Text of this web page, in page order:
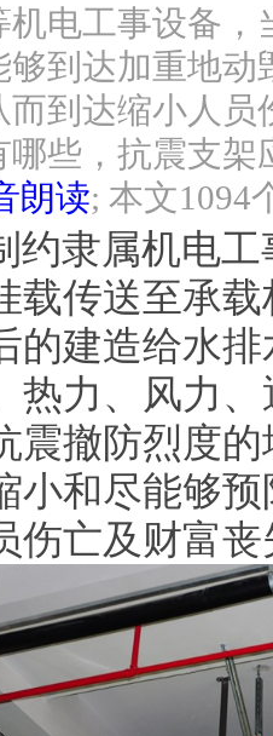
机电工事设备
够到达加重地
到达缩小人
些，抗震支
朗读; 本文1094
约隶属机电
载传送至承
的建造给水
热力、风力
震撤防烈度
小和尽能够
伤亡及财富